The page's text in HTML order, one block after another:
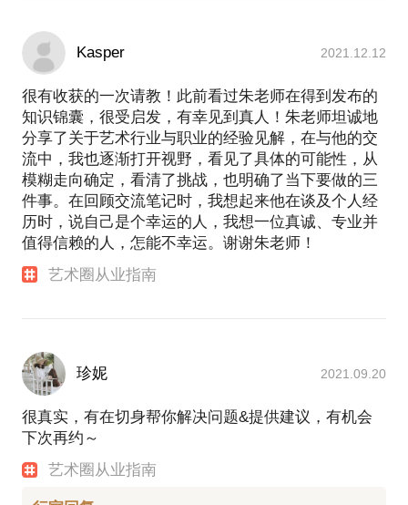
Kasper 2021.12.12
很有收获的一次请教！此前看过朱老师在得到发布的
知识锦囊，很受启发，有幸见到真人！朱老师坦诚地
分享了关于艺术行业与职业的经验见解，在与他的交
流中，我也逐渐打开视野，看见了具体的可能性，从
模糊走向确定，看清了挑战，也明确了当下要做的三
件事。在回顾交流笔记时，我想起来他在谈及个人经
历时，说自己是个幸运的人，我想一位真诚、专业并
值得信赖的人，怎能不幸运。谢谢朱老师！
艺术圈从业指南
珍妮 2021.09.20
很真实，有在切身帮你解决问题&提供建议，有机会
下次再约～
艺术圈从业指南